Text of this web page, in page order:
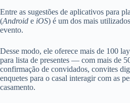
Entre as sugestões de aplicativos para
(Android e iOS) é um dos mais
evento.
Desse modo, ele oferece mais de 100
para lista de presentes — com mais de
confirmação de convidados, convites
enquetes para o casal interagir com as
casamento.